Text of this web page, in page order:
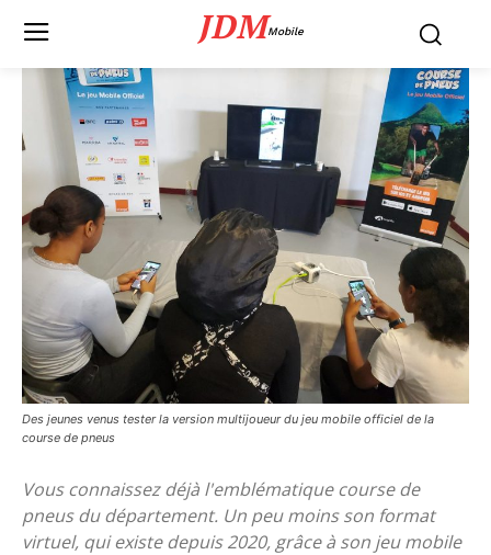
JDMMobile
Des jeunes venus tester la version multijoueur du jeu mobile officiel de la
course de pneus
Vous connaissez déjà l'emblématique course de
pneus du département. Un peu moins son format
virtuel, qui existe depuis 2020, grâce à son jeu mobile